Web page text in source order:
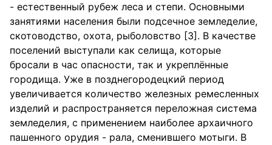
- естественный рубеж леса и степи. Основными
занятиями населения были подсечное земледелие,
скотоводство, охота, рыболовство [3]. В качестве
поселений выступали как селища, которые
бросали в час опасности, так и укреплённые
городища. Уже в позднегородецкий период
увеличивается количество железных ремесленных
изделий и распространяется переложная система
земледелия, с применением наиболее архаичного
пашенного орудия - рала, сменившего мотыги. В